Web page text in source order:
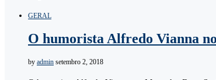
GERAL
O humorista Alfredo Vianna
by admin setembro 2, 2018